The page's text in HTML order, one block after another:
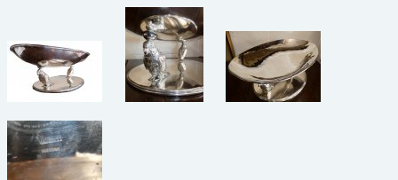
juwelen/horloges/brillen
medailles/munten/bankbiljetten
ets/tekening/litho/gravure
glaswerk
lamp/luchter